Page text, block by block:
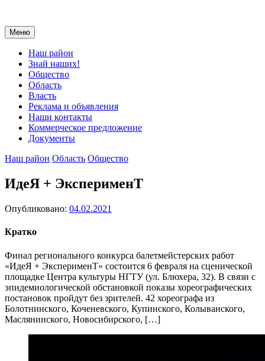
Меню
Наш район
Знай наших!
Общество
Область
Власть
Реклама и объявления
Наши контакты
Коммерческое предложение
Документы
Наш район Область Общество
ИдеЯ + ЭксперименТ
Опубликовано: 04.02.2021
Кратко
Финал регионального конкурса балетмейстерских работ
«ИдеЯ + ЭксперименТ» состоится 6 февраля на сценической
площадке Центра культуры НГТУ (ул. Блюхера, 32). В связи с
эпидемиологической обстановкой показы хореографических
постановок пройдут без зрителей. 42 хореографа из
Болотнинского, Коченевского, Купинского, Колыванского,
Маслянинского, Новосибирского, […]